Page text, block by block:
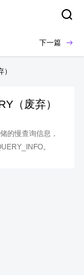
下一篇
（废弃）
的慢查询信息，
。